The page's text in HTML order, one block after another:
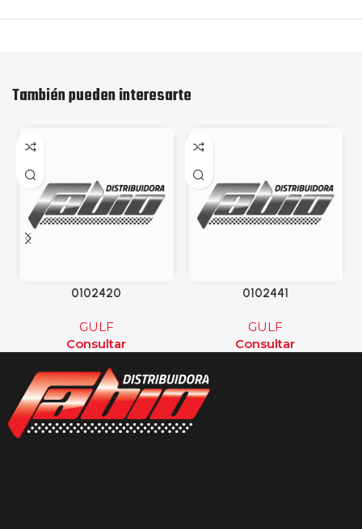
También pueden interesarte
0102420
GULF
Consultar
0102441
GULF
Consultar